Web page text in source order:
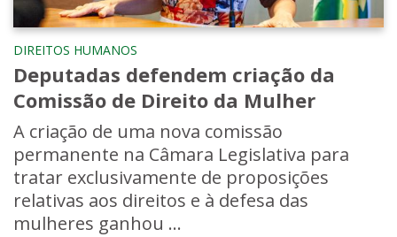
DIREITOS HUMANOS
Deputadas defendem criação da
Comissão de Direito da Mulher
A criação de uma nova comissão
permanente na Câmara Legislativa para
tratar exclusivamente de proposições
relativas aos direitos e à defesa das
mulheres ganhou ...